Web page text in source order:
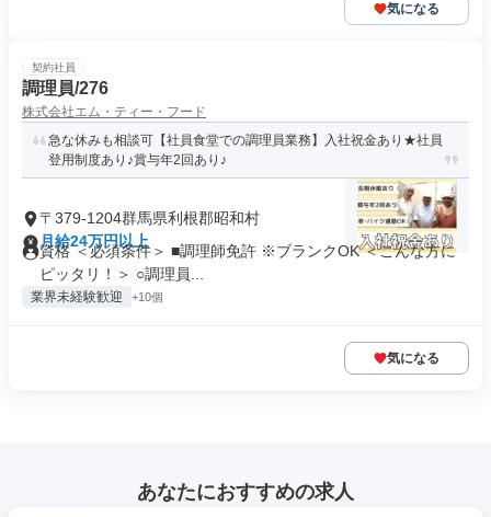
気になる
契約社員
調理員/276
株式会社エム・ティー・フード
急な休みも相談可【社員食堂での調理員業務】入社祝金あり★社員
登用制度あり♪賞与年2回あり♪
〒379-1204群馬県利根郡昭和村
月給24万円以上
資格 ＜必須条件＞ ■調理師免許 ※ブランクOK ＜こんな方に
ピッタリ！＞ ○調理員...
業界未経験歓迎 +10個
気になる
あなたにおすすめの求人